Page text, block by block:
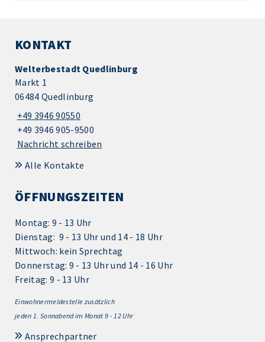
KONTAKT
Welterbestadt Quedlinburg
Markt 1
06484 Quedlinburg
+49 3946 90550
+49 3946 905-9500
Nachricht schreiben
Alle Kontakte
ÖFFNUNGSZEITEN
Montag: 9 - 13 Uhr
Dienstag: 9 - 13 Uhr und 14 - 18 Uhr
Mittwoch: kein Sprechtag
Donnerstag: 9 - 13 Uhr und 14 - 16 Uhr
Freitag: 9 - 13 Uhr
Einwohnermeldestelle zusätzlich
jeden 1. Sonnabend im Monat 9 - 12 Uhr
Ansprechpartner